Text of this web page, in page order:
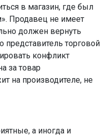
в магазин, где был
Продавец не имеет
должен вернуть
представитель торговой
конфликт
за товар
на производителе, не
а иногда и